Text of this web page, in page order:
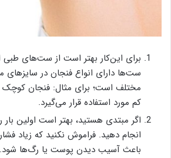
برای این‌کار بهتر است از ست‌های طبی
ست‌ها دارای انواع فنجان در
مختلف است؛ برای مثال: فنجان
کم مورد استفاده قرار می‌گیرد.
اگر مبتدی هستید، بهتر است اولین بار
انجام دهید. فراموش نکنید که زیاد
باعث آسیب دیدن پوست یا رگ‌ها شود.